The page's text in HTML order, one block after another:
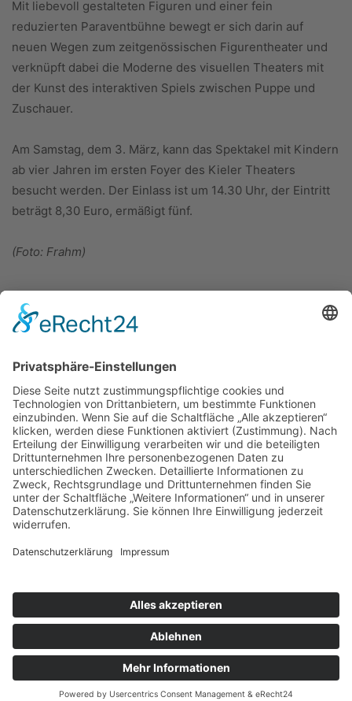
Mit liebevoll gestalteten Figuren und einer fein
reduzierten Paraventbühne bewegt er sich darin auf
neuen Wegen zum zeitgenössischen Figurentheater und
verknüpft dabei die Moderne des visuellen Theaters mit
der Kunst des interaktiven Spiels zwischen Puppe und
Zuschauer.
Am Samstag, dem 3. März, kann das Spektakel mit Kindern
ab vier Jahren im ersten Foyer des Kieler Theaters
besucht werden. Der Einlass ist um 14.30 Uhr, der Eintritt
beträgt 8,30 Euro, ermäßigt fünf.
(Foto: Frahm)
ÜBER UNS
KIEL LOKAL
Carsten Frahm Verlag, Inhaber Carsten Frahm
24113 Kiel
Kontaktieren Sie uns:redaktion@kiellokal.de
Kontakt Impressum Datenschutz
Realisierung: brünger.media